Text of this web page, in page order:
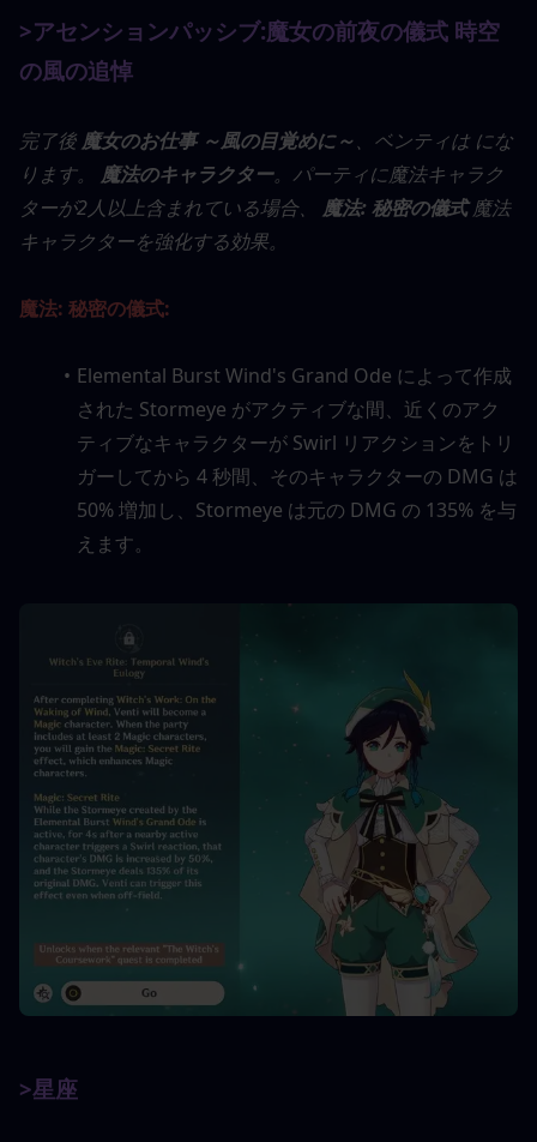
>アセンションパッシブ:魔女の前夜の儀式 時空
の風の追悼
完了後 魔女のお仕事 ～風の目覚めに～、ベンティは にな
ります。 魔法のキャラクター。パーティに魔法キャラク
ターが2人以上含まれている場合、 魔法: 秘密の儀式 魔法
キャラクターを強化する効果。
魔法: 秘密の儀式:
Elemental Burst Wind's Grand Ode によって作成
された Stormeye がアクティブな間、近くのアク
ティブなキャラクターが Swirl リアクションをトリ
ガーしてから 4 秒間、そのキャラクターの DMG は
50% 増加し、Stormeye は元の DMG の 135% を与
えます。
>星座